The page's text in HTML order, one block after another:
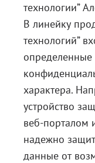
технологии”
В линейку
технологий”
характера.
устройство
веб-порталом
надежно
данные от